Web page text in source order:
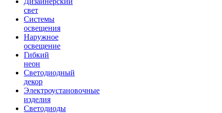
свет
Системы
освещения
Наружное
освещение
Гибкий
неон
Светодиодный
декор
Электроустановочные
изделия
Светодиоды